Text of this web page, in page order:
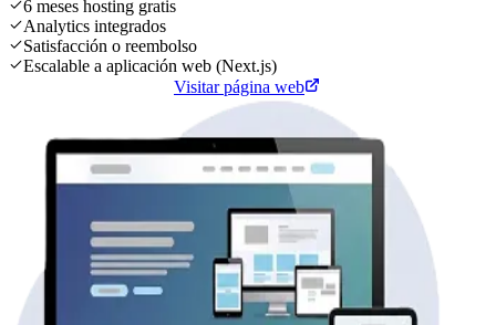
6 meses hosting gratis
Analytics integrados
Satisfacción o reembolso
Escalable a aplicación web (Next.js)
Visitar página web